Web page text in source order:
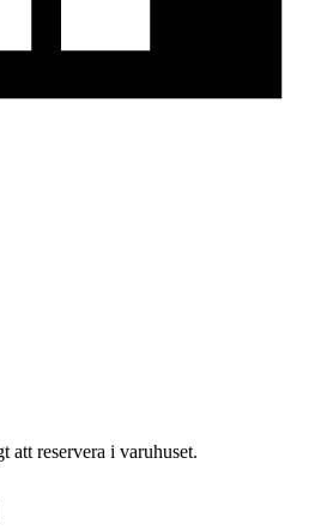
reservera i varuhuset.